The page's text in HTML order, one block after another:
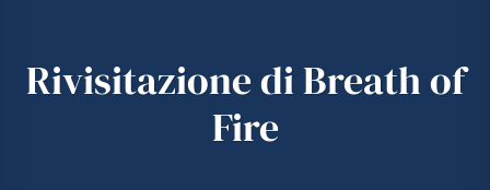
Rivisitazione di Breath of
Fire